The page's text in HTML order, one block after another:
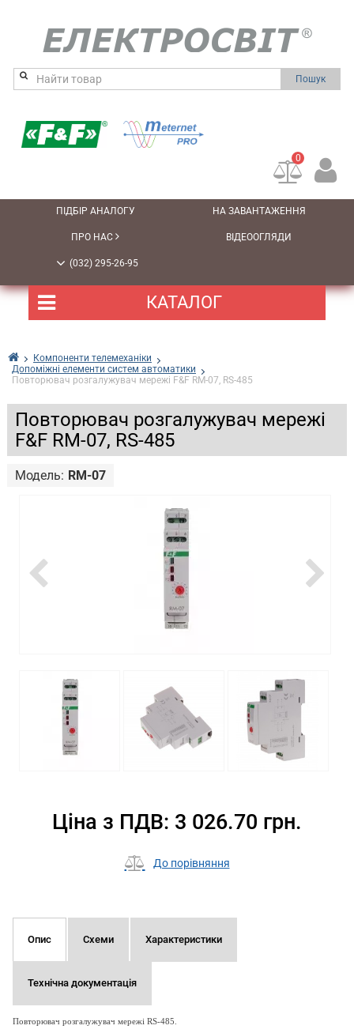
Пошук
0
КАТАЛОГ
ПІДБІР АНАЛОГУ НА ЗАВАНТАЖЕННЯ
ПРО НАС ВІДЕООГЛЯДИ
(032) 295-26-95
Компоненти телемеханіки
Допоміжні елементи систем автоматики
Повторювач розгалужувач мережі F&F RM-07, RS-485
Повторювач розгалужувач мережі
F&F RM-07, RS-485
Модель: RM-07
Ціна з ПДВ: 3 026.70 грн.
До порівняння
Опис Схеми Характеристики
Технічна документація
Повторювач розгалужувач мережі RS-485.